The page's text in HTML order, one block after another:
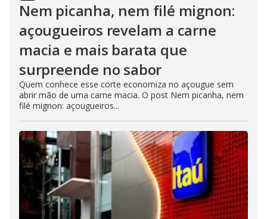
Nem picanha, nem filé mignon:
açougueiros revelam a carne
macia e mais barata que
surpreende no sabor
Quem conhece esse corte economiza no açougue sem
abrir mão de uma carne macia. O post Nem picanha, nem
filé mignon: açougueiros...